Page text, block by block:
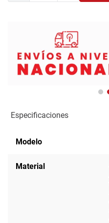
Especificaciones
Modelo
Material